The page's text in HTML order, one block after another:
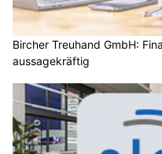
Bircher Treuhand GmbH:
aussagekräftig